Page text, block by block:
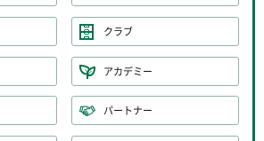
クラブ
アカデミー
パートナー